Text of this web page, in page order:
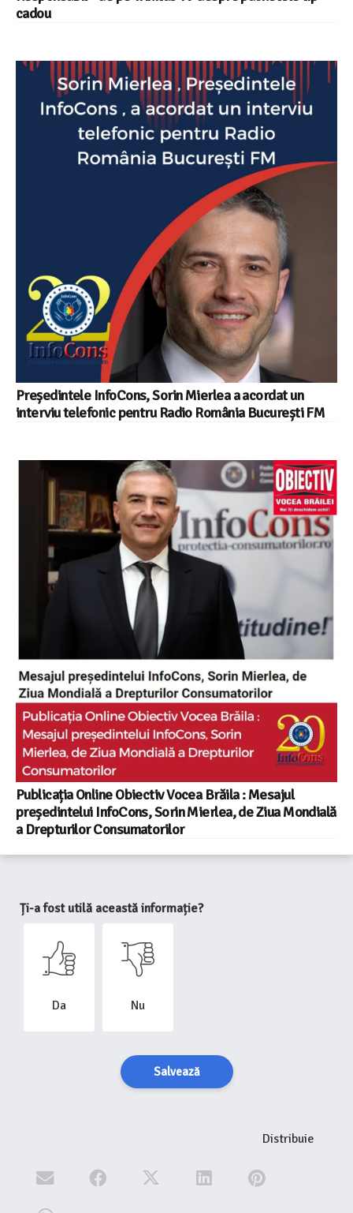
cadou
Președintele InfoCons, Sorin Mierlea a acordat un
interviu telefonic pentru Radio România București FM
Publicația Online Obiectiv Vocea Brăila : Mesajul
președintelui InfoCons, Sorin Mierlea, de Ziua Mondială
a Drepturilor Consumatorilor
Ți-a fost utilă această informație?
Da Nu
Salvează
Distribuie